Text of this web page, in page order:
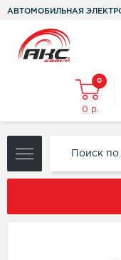
АВТОМОБИЛЬНАЯ
0
0 р.